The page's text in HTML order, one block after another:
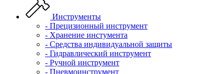
Инструменты
- Прецизионный инструмент
- Хранение инстумента
- Средства индивидуальной защиты
- Гидравлический инструмент
- Ручной инструмент
- Пневмоинструмент